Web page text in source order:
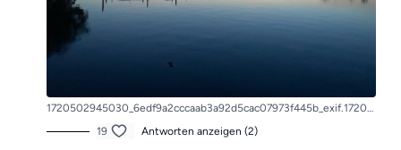
1720502945030_6edf9a2cccaab3a92d5cac07973f445b_exif.1720502945.jpg
19
Antworten anzeigen (2)